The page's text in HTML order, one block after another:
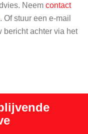
Neem contact
. Of stuur een e-mail
bericht achter via het